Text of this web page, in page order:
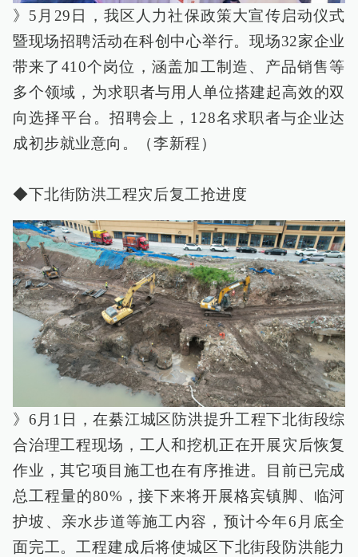
》5月29日，我区人力社保政策大宣传启动仪式
暨现场招聘活动在科创中心举行。现场32家企业
带来了410个岗位，涵盖加工制造、产品销售等
多个领域，为求职者与用人单位搭建起高效的双
向选择平台。招聘会上，128名求职者与企业达
成初步就业意向。（李新程）
◆下北街防洪工程灾后复工抢进度
》6月1日，在綦江城区防洪提升工程下北街段综
合治理工程现场，工人和挖机正在开展灾后恢复
作业，其它项目施工也在有序推进。目前已完成
总工程量的80%，接下来将开展格宾镇脚、临河
护坡、亲水步道等施工内容，预计今年6月底全
面完工。工程建成后将使城区下北街段防洪能力